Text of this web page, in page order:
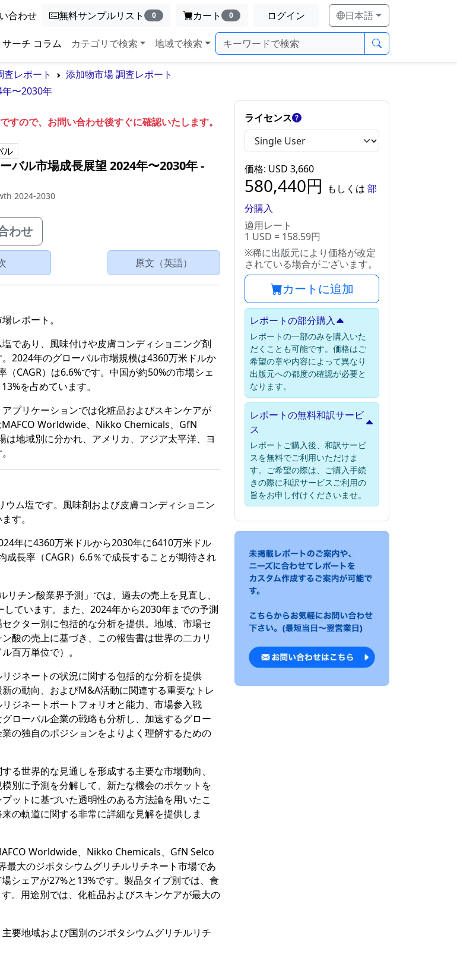
合わせ 無料サンプルリスト 0 カート 0 ログイン 日本語
ーチ コラム カテゴリで検索 地域で検索
レポート
添加物市場 調査レポート
〜2030年
ので、お問い合わせ後すぐに確認いたします。
ル
バル市場成長展望 2024年〜2030年‐
2024-2030
わせ
原文（英語）
レポート。
であり、風味付けや皮膚コンディショニング剤
2024年のグローバル市場規模は4360万米ドルか
CAGR）は6.6%です。中国が約50%の市場シェ
を占めています。
プリケーションでは化粧品およびスキンケアが
Worldwide、Nikko Chemicals、GfN
地域別に分かれ、アメリカ、アジア太平洋、ヨ
ム塩です。風味剤および皮膚コンディショニン
す。
年に4360万米ドルから2030年に6410万米ドル
長率（CAGR）6.6％で成長することが期待され
チン酸業界予測」では、過去の売上を見直し、
ています。また、2024年から2030年までの予測
クター別に包括的な分析を提供。地域、市場セ
酸の売上に基づき、この報告書は世界の二カリ
百万単位で）。
ジネートの状況に関する包括的な分析を提供
の動向、およびM&A活動に関連する重要なトレ
ジネートポートフォリオと能力、市場参入戦
ローバル企業の戦略も分析し、加速するグロー
の独自のポジションをよりよく理解するための
る世界的な見通しを形成する主要な市場動向、
別に予測を分解して、新たな機会のポケットを
ットに基づいた透明性のある方法論を用いたこ
の軌道に関する非常に詳細な見解を提供しま
Worldwide、Nikko Chemicals、GfN Selco
最大のジポタシウムグリチルリチネート市場であ
シェアが27%と13%です。製品タイプ別では、食
。用途別では、化粧品およびスキンケアが最大の
要地域および国別のジポタシウムグリチルリチ
ライセンス
価格: USD 3,660
580,440円 もしくは 部
分購入
適用レート
1 USD = 158.59円
※稀に出版元により価格が改定
されている場合がございます。
カートに追加
レポートの部分購入
レポートの一部のみを購入いた
だくことも可能です。価格はご
希望の章や内容によって異なり
出版元への都度の確認が必要と
なります。
レポートの無料和訳サービ
ス
レポートご購入後、和訳サービ
スを無料でご利用いただけま
す。ご希望の際は、ご購入手続
きの際に和訳サービスご利用の
旨をお申し付けくださいませ。